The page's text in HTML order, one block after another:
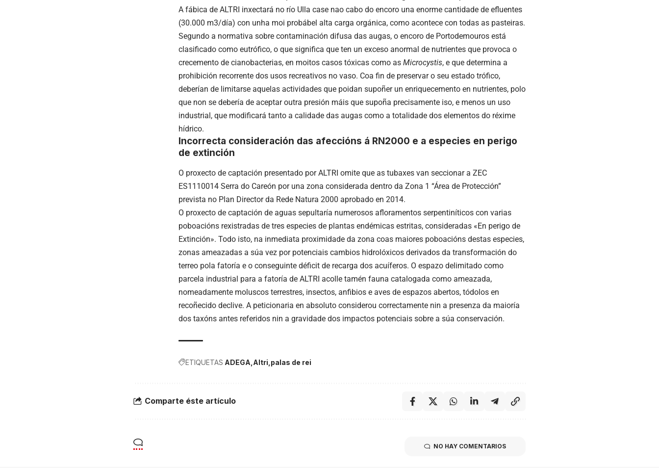
A fábica de ALTRI inxectará no río Ulla case nao cabo do encoro una enorme cantidade de efluentes
(30.000 m3/día) con unha moi probábel alta carga orgánica, como acontece con todas as pasteiras.
Segundo a normativa sobre contaminación difusa das augas, o encoro de Portodemouros está
clasificado como eutrófico, o que significa que ten un exceso anormal de nutrientes que provoca o
crecemento de cianobacterias, en moitos casos tóxicas como as Microcystis, e que determina a
prohibición recorrente dos usos recreativos no vaso. Coa fin de preservar o seu estado trófico,
deberían de limitarse aquelas actividades que poidan supoñer un enriquecemento en nutrientes, polo
que non se debería de aceptar outra presión máis que supoña precisamente iso, e menos un uso
industrial, que modificará tanto a calidade das augas como a totalidade dos elementos do réxime
hídrico.
Incorrecta consideración das afeccións á RN2000 e a especies en perigo
de extinción
O proxecto de captación presentado por ALTRI omite que as tubaxes van seccionar a ZEC
ES1110014 Serra do Careón por una zona considerada dentro da Zona 1 “Área de Protección”
prevista no Plan Director da Rede Natura 2000 aprobado en 2014.
O proxecto de captación de aguas sepultaría numerosos afloramentos serpentiníticos con varias
poboacións rexistradas de tres especies de plantas endémicas estritas, consideradas «En perigo de
Extinción». Todo isto, na inmediata proximidade da zona coas maiores poboacións destas especies,
zonas ameazadas a súa vez por potenciais cambios hidrolóxicos derivados da transformación do
terreo pola fatoría e o conseguinte déficit de recarga dos acuíferos. O espazo delimitado como
parcela industrial para a fatoría de ALTRI acolle tamén fauna catalogada como ameazada,
nomeadamente moluscos terrestres, insectos, anfibios e aves de espazos abertos, tódolos en
recoñecido declive. A peticionaria en absoluto considerou correctamente nin a presenza da maioría
dos taxóns antes referidos nin a gravidade dos impactos potenciais sobre a súa conservación.
ETIQUETAS ADEGA Altri palas de rei
Comparte éste artículo
NO HAY COMENTARIOS